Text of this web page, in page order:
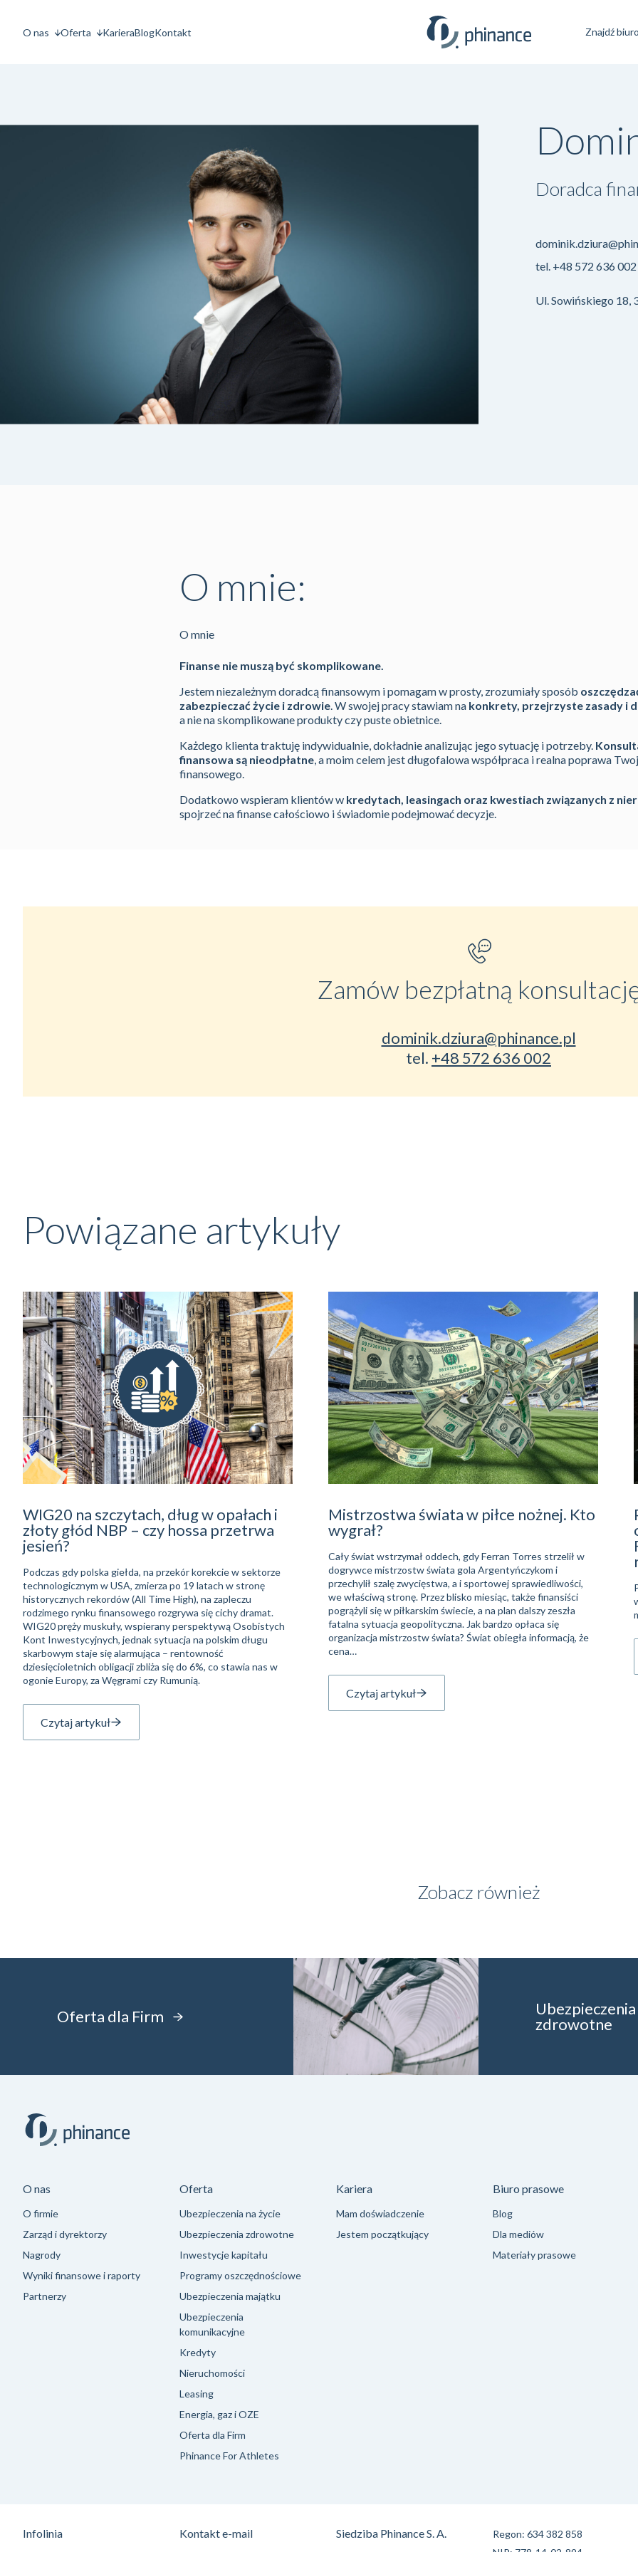
O nas Oferta KarieraBlogKontakt Znajdź
Doradca
tel. +48 572 636 002
Ul. Sowińskiego 18,
O mnie:
O mnie
Finanse nie muszą być skomplikowane.
Jestem niezależnym doradcą finansowym i pomagam w prosty, zrozumiały sposób
zabezpieczać życie i zdrowie. W swojej pracy stawiam na konkrety, przejrzyste zasady i
a nie na skomplikowane produkty czy puste obietnice.
Każdego klienta traktuję indywidualnie, dokładnie analizując jego sytuację i potrzeby.
finansowa są nieodpłatne, a moim celem jest długofalowa współpraca i realna poprawa
finansowego.
Dodatkowo wspieram klientów w kredytach, leasingach oraz kwestiach związanych z
spojrzeć na finanse całościowo i świadomie podejmować decyzje.
Zamów bezpłatną
dominik.dziura@phinance.pl
tel. +48 572 636 002
Powiązane artykuły
WIG20 na szczytach, dług w opałach i
złoty głód NBP – czy hossa przetrwa
jesień?
Podczas gdy polska giełda, na przekór korekcie w sektorze
technologicznym w USA, zmierza po 19 latach w stronę
historycznych rekordów (All Time High), na zapleczu
rodzimego rynku finansowego rozgrywa się cichy dramat.
WIG20 pręży muskuły, wspierany perspektywą Osobistych
Kont Inwestycyjnych, jednak sytuacja na polskim długu
skarbowym staje się alarmująca – rentowność
dziesięcioletnich obligacji zbliża się do 6%, co stawia nas w
ogonie Europy, za Węgrami czy Rumunią.
Czytaj artykuł
Mistrzostwa świata w piłce nożnej. Kto
wygrał?
Cały świat wstrzymał oddech, gdy Ferran Torres strzelił w
dogrywce mistrzostw świata gola Argentyńczykom i
przechylił szalę zwycięstwa, a i sportowej sprawiedliwości,
we właściwą stronę. Przez blisko miesiąc, także finansiści
pogrążyli się w piłkarskim świecie, a na plan dalszy zeszła
fatalna sytuacja geopolityczna. Jak bardzo opłaca się
organizacja mistrzostw świata? Świat obiegła informacją, że
cena…
Czytaj artykuł
Zobacz również
Oferta dla Firm
Ubezpieczenia
zdrowotne
O nas
O firmie
Zarząd i dyrektorzy
Nagrody
Wyniki finansowe i raporty
Partnerzy
Oferta
Ubezpieczenia na życie
Ubezpieczenia zdrowotne
Inwestycje kapitału
Programy oszczędnościowe
Ubezpieczenia majątku
Ubezpieczenia
komunikacyjne
Kredyty
Nieruchomości
Leasing
Energia, gaz i OZE
Oferta dla Firm
Phinance For Athletes
Kariera
Mam doświadczenie
Jestem początkujący
Biuro prasowe
Blog
Dla mediów
Materiały prasowe
Infolinia Kontakt e-mail Siedziba Phinance S. A.
Regon: 634 382 858